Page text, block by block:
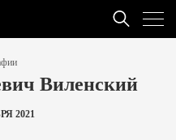
Виленский
2021